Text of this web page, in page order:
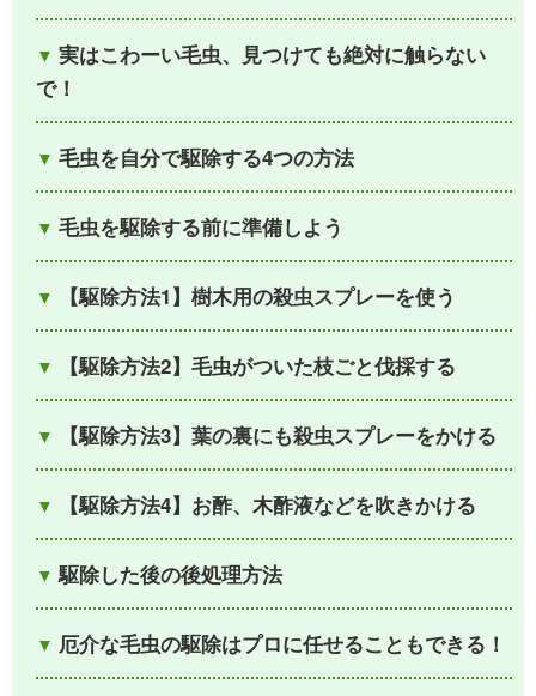
実はこわーい毛虫、見つけても絶対に触らない
で！
毛虫を自分で駆除する4つの方法
毛虫を駆除する前に準備しよう
【駆除方法1】樹木用の殺虫スプレーを使う
【駆除方法2】毛虫がついた枝ごと伐採する
【駆除方法3】葉の裏にも殺虫スプレーをかける
【駆除方法4】お酢、木酢液などを吹きかける
駆除した後の後処理方法
厄介な毛虫の駆除はプロに任せることもできる！